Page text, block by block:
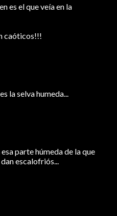
es el que veía en la
caóticos!!!
la selva humeda...
parte húmeda de la que
escalofriós...